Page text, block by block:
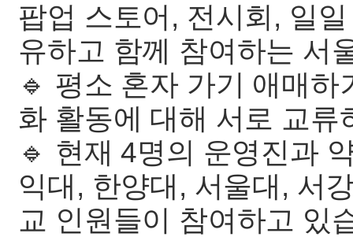
팝업 스토어, 전시회, 일
유하고 함께 참여하는 서
🔹 평소 혼자 가기 애매
화 활동에 대해 서로 교
🔹 현재 4명의 운영진과
익대, 한양대, 서울대, 서
교 인원들이 참여하고 있